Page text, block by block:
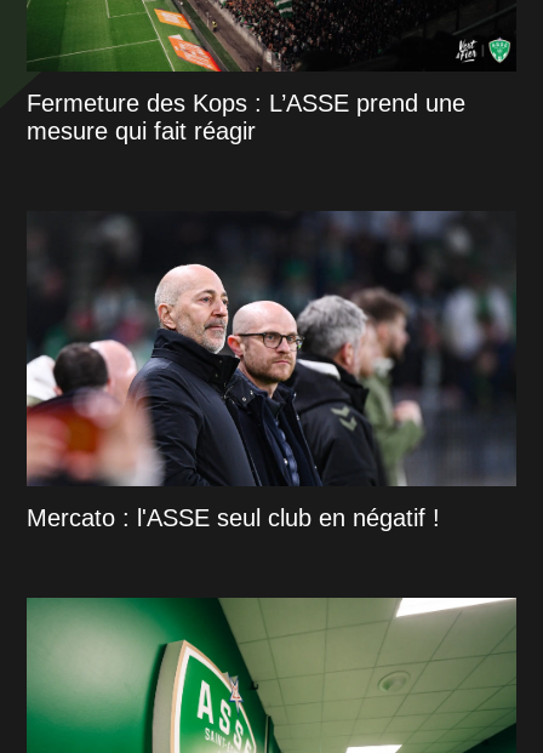
Fermeture des Kops : L’ASSE prend une
mesure qui fait réagir
Mercato : l'ASSE seul club en négatif !